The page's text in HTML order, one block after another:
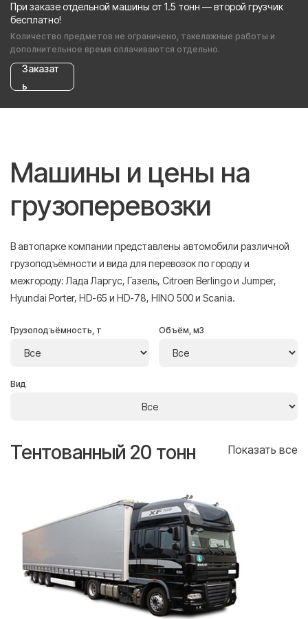
При заказе отдельной машины от 1.5 тонн — второй грузчик
бесплатно!
Количество предметов не ограничено, такелажные работы и
дополнительное время оплачиваются отдельно.
Заказат
ь
Машины и цены на
грузоперевозки
В автопарке компании представлены автомобили различной
грузоподъёмности и вида для перевозок по городу и
межгороду: Лада Ларгус, Газель, Citroen Berlingo и Jumper,
Hyundai Porter, HD-65 и HD-78, HINO 500 и Scania.
Грузоподъёмность, т Объём, м3
Вид
Тентованный 20 тонн Показать все